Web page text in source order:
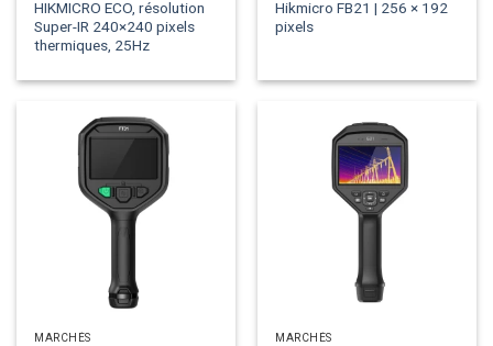
HIKMICRO ECO, résolution
Super-IR 240×240 pixels
thermiques, 25Hz
Hikmicro FB21 | 256 × 192
pixels
MARCHÉS MARCHÉS